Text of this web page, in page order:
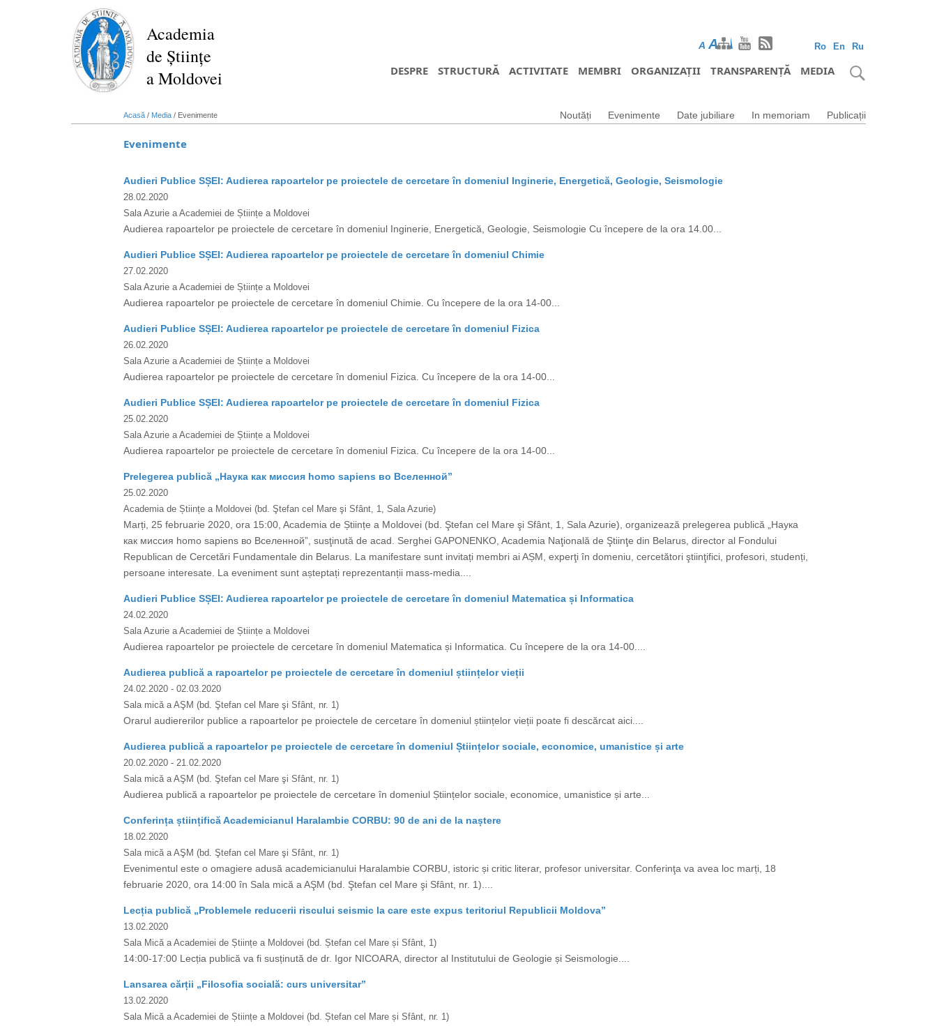
Academia
de Științe
a Moldovei
Ro En Ru
A AA
DESPRE STRUCTURĂ ACTIVITATE MEMBRI ORGANIZAȚII TRANSPARENȚĂ MEDIA
Acasă / Media / Evenimente Noutăți Evenimente Date jubiliare In memoriam Publicații
Evenimente
Audieri Publice SȘEI: Audierea rapoartelor pe proiectele de cercetare în domeniul Inginerie, Energetică, Geologie, Seismologie
28.02.2020
Sala Azurie a Academiei de Științe a Moldovei
Audierea rapoartelor pe proiectele de cercetare în domeniul Inginerie, Energetică, Geologie, Seismologie Cu începere de la ora 14.00...
Audieri Publice SȘEI: Audierea rapoartelor pe proiectele de cercetare în domeniul Chimie
27.02.2020
Sala Azurie a Academiei de Științe a Moldovei
Audierea rapoartelor pe proiectele de cercetare în domeniul Chimie. Cu începere de la ora 14-00...
Audieri Publice SȘEI: Audierea rapoartelor pe proiectele de cercetare în domeniul Fizica
26.02.2020
Sala Azurie a Academiei de Științe a Moldovei
Audierea rapoartelor pe proiectele de cercetare în domeniul Fizica. Cu începere de la ora 14-00...
Audieri Publice SȘEI: Audierea rapoartelor pe proiectele de cercetare în domeniul Fizica
25.02.2020
Sala Azurie a Academiei de Științe a Moldovei
Audierea rapoartelor pe proiectele de cercetare în domeniul Fizica. Cu începere de la ora 14-00...
Prelegerea publică „Наука как миссия homo sapiens во Вселенной”
25.02.2020
Academia de Științe a Moldovei (bd. Ştefan cel Mare şi Sfânt, 1, Sala Azurie)
Marți, 25 februarie 2020, ora 15:00, Academia de Științe a Moldovei (bd. Ştefan cel Mare şi Sfânt, 1, Sala Azurie), organizează prelegerea publică „Наука
как миссия homo sapiens во Вселенной”, susţinută de acad. Serghei GAPONENKO, Academia Naţională de Ştiinţe din Belarus, director al Fondului
Republican de Cercetări Fundamentale din Belarus. La manifestare sunt invitați membri ai AȘM, experţi în domeniu, cercetători ştiinţifici, profesori, studenți,
persoane interesate. La eveniment sunt așteptați reprezentanții mass-media....
Audieri Publice SȘEI: Audierea rapoartelor pe proiectele de cercetare în domeniul Matematica și Informatica
24.02.2020
Sala Azurie a Academiei de Științe a Moldovei
Audierea rapoartelor pe proiectele de cercetare în domeniul Matematica și Informatica. Cu începere de la ora 14-00....
Audierea publică a rapoartelor pe proiectele de cercetare în domeniul științelor vieții
24.02.2020 - 02.03.2020
Sala mică a AŞM (bd. Ştefan cel Mare şi Sfânt, nr. 1)
Orarul audiererilor publice a rapoartelor pe proiectele de cercetare în domeniul științelor vieții poate fi descărcat aici....
Audierea publică a rapoartelor pe proiectele de cercetare în domeniul Științelor sociale, economice, umanistice și arte
20.02.2020 - 21.02.2020
Sala mică a AŞM (bd. Ştefan cel Mare şi Sfânt, nr. 1)
Audierea publică a rapoartelor pe proiectele de cercetare în domeniul Științelor sociale, economice, umanistice și arte...
Conferința științifică Academicianul Haralambie CORBU: 90 de ani de la naștere
18.02.2020
Sala mică a AŞM (bd. Ştefan cel Mare şi Sfânt, nr. 1)
Evenimentul este o omagiere adusă academicianului Haralambie CORBU, istoric și critic literar, profesor universitar. Conferinţa va avea loc marți, 18
februarie 2020, ora 14:00 în Sala mică a AŞM (bd. Ştefan cel Mare şi Sfânt, nr. 1)....
Lecția publică „Problemele reducerii riscului seismic la care este expus teritoriul Republicii Moldova”
13.02.2020
Sala Mică a Academiei de Științe a Moldovei (bd. Ștefan cel Mare și Sfânt, 1)
14:00-17:00 Lecția publică va fi susținută de dr. Igor NICOARA, director al Institutului de Geologie și Seismologie....
Lansarea cărții „Filosofia socială: curs universitar”
13.02.2020
Sala Mică a Academiei de Științe a Moldovei (bd. Ștefan cel Mare și Sfânt, nr. 1)